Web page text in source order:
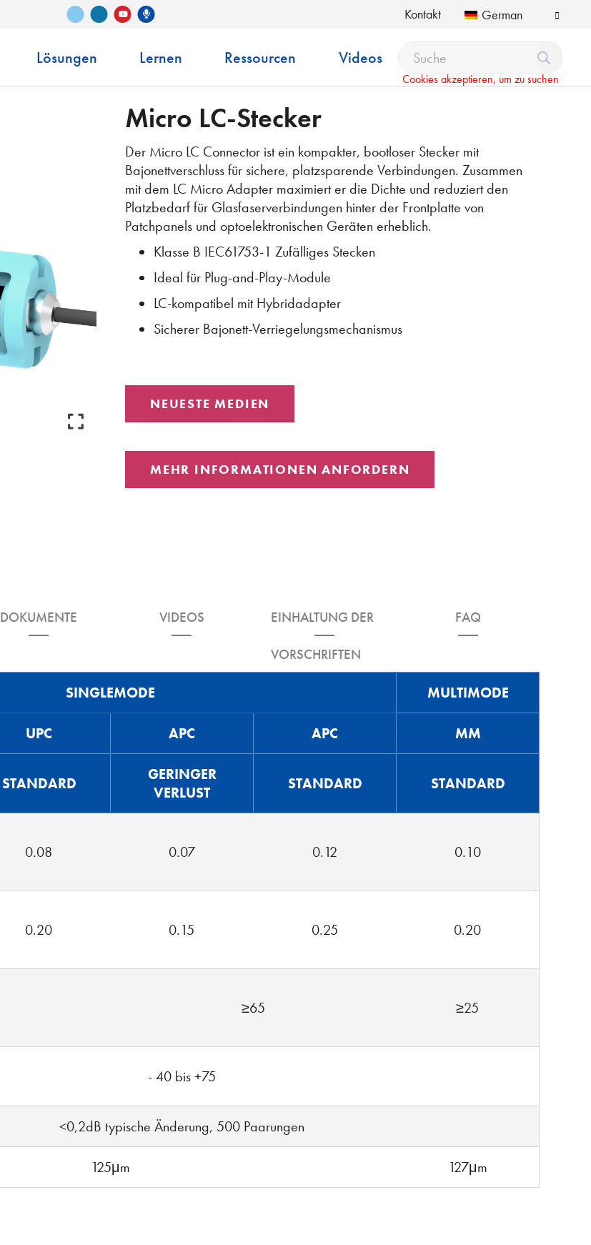
Vimeo LinkedInYouTubeSenko-Podcast Kontakt German
Lösungen Lernen Ressourcen Videos
Cookies akzeptieren, um zu suchen
Micro LC-Stecker
Der Micro LC Connector ist ein kompakter, bootloser Stecker mit
Bajonettverschluss für sichere, platzsparende Verbindungen. Zusammen
mit dem LC Micro Adapter maximiert er die Dichte und reduziert den
Platzbedarf für Glasfaserverbindungen hinter der Frontplatte von
Patchpanels und optoelektronischen Geräten erheblich.
Klasse B IEC61753-1 Zufälliges Stecken
Ideal für Plug-and-Play-Module
LC-kompatibel mit Hybridadapter
Sicherer Bajonett-Verriegelungsmechanismus
NEUESTE MEDIEN
MEHR INFORMATIONEN ANFORDERN
DOKUMENTE VIDEOS EINHALTUNG DER
VORSCHRIFTEN
FAQ
SINGLEMODE MULTIMODE
UPC APC APC MM
STANDARD
GERINGER
VERLUST
STANDARD STANDARD
0.08 0.07 0.12 0.10
0.20 0.15 0.25 0.20
≥65 ≥25
- 40 bis +75
<0,2dB typische Änderung, 500 Paarungen
125μm 127μm